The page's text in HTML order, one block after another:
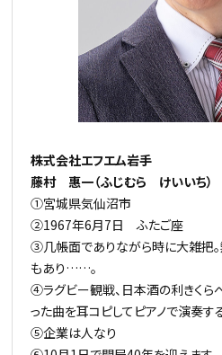
株式会社エフエム岩手
藤村 惠一（ふじむら けいいち）
①宮城県気仙沼市
②1967年6月7日 ふたご座
③几帳面でありながら時に大雑把
もあり……。
④ラグビー観戦、日本酒の利きくら
った曲を耳コピしてピアノで演奏す
⑤企業は人なり